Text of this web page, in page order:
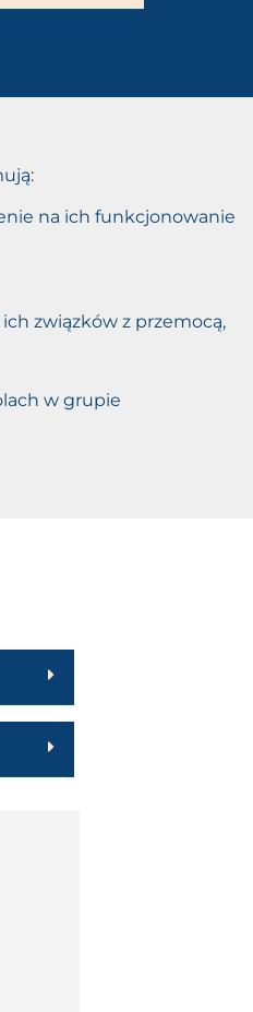
na ich funkcjonowanie
związków z przemocą,
w grupie